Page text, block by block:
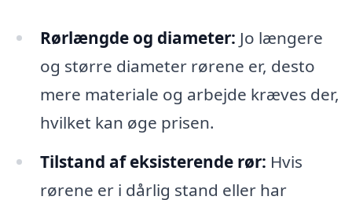
Rørlængde og diameter: Jo længere
og større diameter rørene er, desto
mere materiale og arbejde kræves der,
hvilket kan øge prisen.
Tilstand af eksisterende rør: Hvis
rørene er i dårlig stand eller har